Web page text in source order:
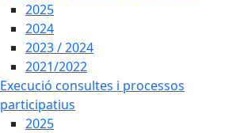
2025
2024
2023 / 2024
2021/2022
Execució consultes i processos
participatius
2025